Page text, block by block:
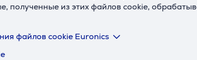
полученные из этих файлов cookie,
файлов cookie Euronics
.99 €